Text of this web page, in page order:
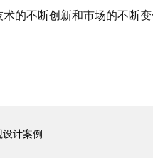
的不断创新和市场的不断
计案例